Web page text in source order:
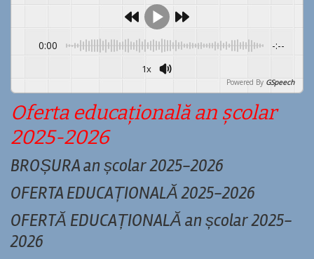
0:00 -:--
1x
Powered By GSpeech
Oferta educațională an școlar
2025-2026
BROȘURA an școlar 2025-2026
OFERTA EDUCAȚIONALĂ 2025-2026
OFERTĂ EDUCAȚIONALĂ an școlar 2025-
2026